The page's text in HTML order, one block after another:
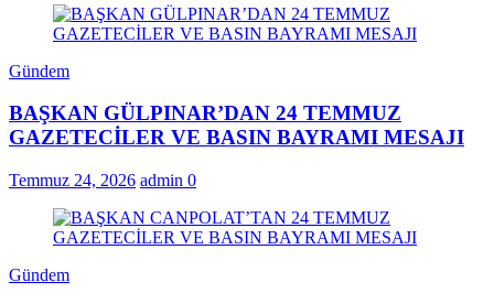
Gündem
BAŞKAN GÜLPINAR’DAN 24 TEMMUZ
GAZETECİLER VE BASIN BAYRAMI MESAJI
Temmuz 24, 2026 admin 0
Gündem